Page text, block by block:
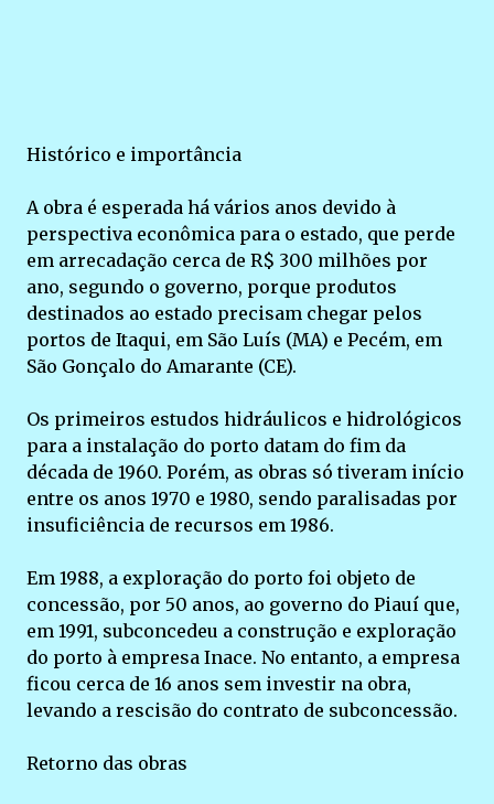
Histórico e importância
A obra é esperada há vários anos devido à
perspectiva econômica para o estado, que perde
em arrecadação cerca de R$ 300 milhões por
ano, segundo o governo, porque produtos
destinados ao estado precisam chegar pelos
portos de Itaqui, em São Luís (MA) e Pecém, em
São Gonçalo do Amarante (CE).
Os primeiros estudos hidráulicos e hidrológicos
para a instalação do porto datam do fim da
década de 1960. Porém, as obras só tiveram início
entre os anos 1970 e 1980, sendo paralisadas por
insuficiência de recursos em 1986.
Em 1988, a exploração do porto foi objeto de
concessão, por 50 anos, ao governo do Piauí que,
em 1991, subconcedeu a construção e exploração
do porto à empresa Inace. No entanto, a empresa
ficou cerca de 16 anos sem investir na obra,
levando a rescisão do contrato de subconcessão.
Retorno das obras